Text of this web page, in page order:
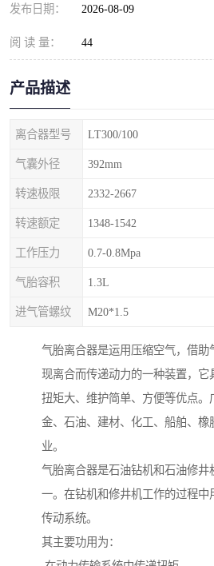
发布日期： 2026-08-09
阅 读 量： 44
产品描述
离合器型号 LT300/100
气囊外径 392mm
转速极限 2332-2667
转速额定 1348-1542
工作压力 0.7-0.8Mpa
气胎容积 1.3L
进气管螺纹 M20*1.5
气胎离合器是运用压缩空气，借助
现离合而传递动力的一种装置，它
扭矩大、维护简单、方便等优点。
金、石油、建材、化工、船舶、橡
业。
气胎离合器是石油钻机和石油修井
一。在钻机和修井机工作的过程中
传动系统。
其主要功用为：